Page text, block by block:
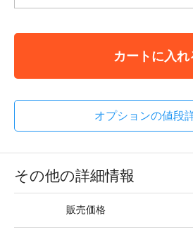
カートに入れ
オプションの値段
その他の詳細情報
販売価格